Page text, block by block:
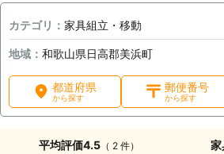
カテゴリ： 家具組立・移動
地域： 和歌山県日高郡美浜町
都道府県
から探す
郵便番号
から探す
平均評価4.5（ 2 件） 家